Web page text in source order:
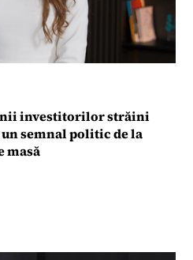
investitorilor străini
un semnal politic de la
masă